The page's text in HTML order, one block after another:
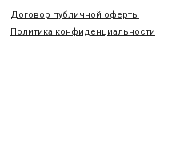
Договор публичной оферты
Политика конфиденциальности